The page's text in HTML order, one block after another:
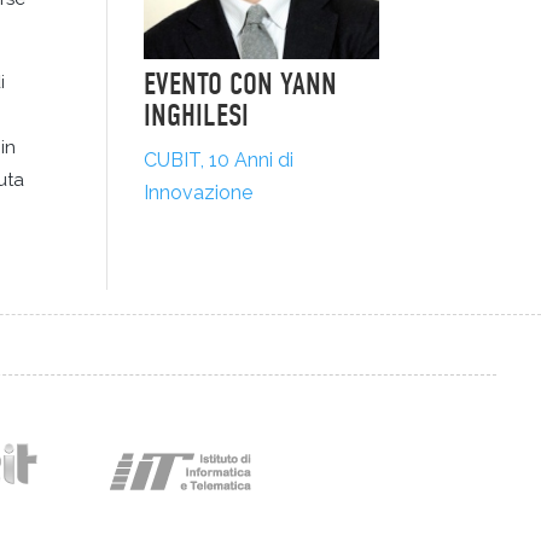
EVENTO CON YANN
INGHILESI
CUBIT, 10 Anni di
Innovazione